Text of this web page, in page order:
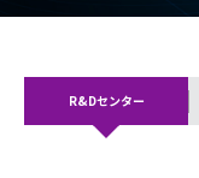
R&Dセンター